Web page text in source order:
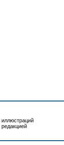
иллюстраций